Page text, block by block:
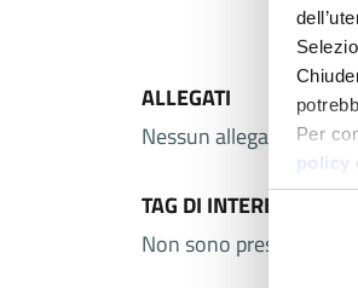
Per
policy
Selezione
ALLEGATI
Nessun allegato
TAG DI INTERESSE
Non sono presenti